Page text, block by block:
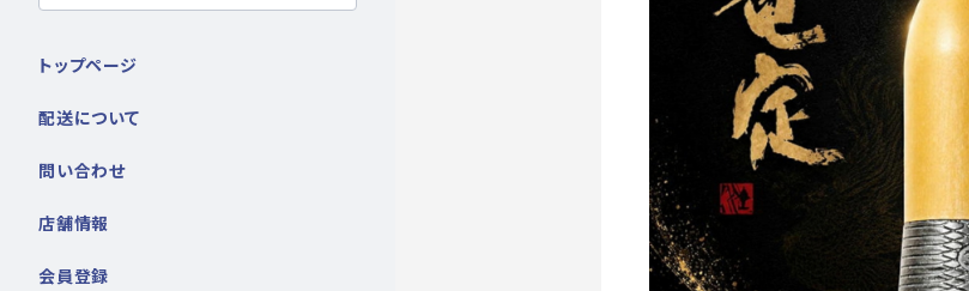
トップページ
配送について
問い合わせ
店舗情報
会員登録